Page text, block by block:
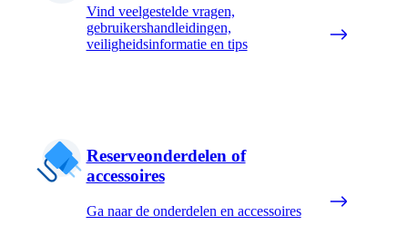
Vind veelgestelde vragen,
gebruikershandleidingen,
veiligheidsinformatie en tips
Reserveonderdelen of
accessoires
Ga naar de onderdelen en accessoires